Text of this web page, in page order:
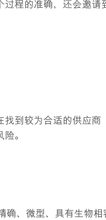
程的准确，还会邀请
找到较为合适的供应商
。
确、微型、具有生物相